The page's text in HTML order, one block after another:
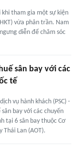
tham gia một sự kiện
vừa phân trần. Nam
diễn để chăm sóc
sân bay với các
tế
vụ hành khách (PSC) -
bay với các chuyến
tại 6 sân bay thuộc Cơ
Thái Lan (AOT).